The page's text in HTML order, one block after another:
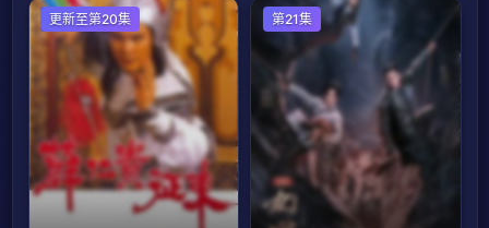
香港剧
更新至第20集 国产剧
第21集